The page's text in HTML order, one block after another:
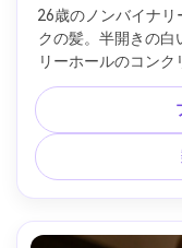
26歳のノンバイナ
クの髪。半開きの白
リーホールのコン
ドショット風のキ
f/1.8、バストアッ
のようなディテー